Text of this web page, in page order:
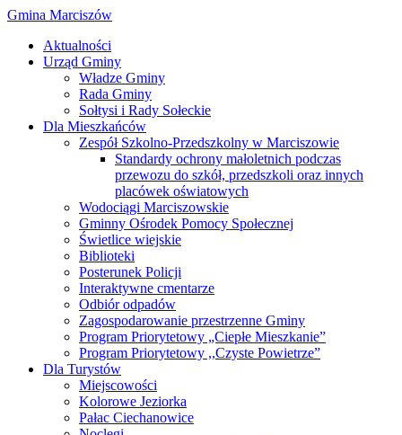
Gmina Marciszów
Aktualności
Urząd Gminy
Władze Gminy
Rada Gminy
Sołtysi i Rady Sołeckie
Dla Mieszkańców
Zespół Szkolno-Przedszkolny w Marciszowie
Standardy ochrony małoletnich podczas
przewozu do szkół, przedszkoli oraz innych
placówek oświatowych
Wodociągi Marciszowskie
Gminny Ośrodek Pomocy Społecznej
Świetlice wiejskie
Biblioteki
Posterunek Policji
Interaktywne cmentarze
Odbiór odpadów
Zagospodarowanie przestrzenne Gminy
Program Priorytetowy „Ciepłe Mieszkanie”
Program Priorytetowy ,,Czyste Powietrze”
Dla Turystów
Miejscowości
Kolorowe Jeziorka
Pałac Ciechanowice